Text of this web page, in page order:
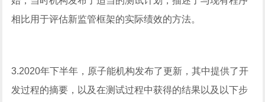
相比用于评估新监管框架的实际绩效的方法。
3.2020年下半年，原子能机构发布了更新，其中提供了开
发过程的摘要，以及在测试过程中获得的结果以及以下步